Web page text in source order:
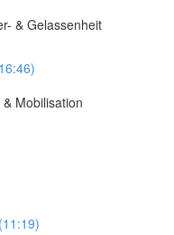
& Gelassenheit
Mobilisation